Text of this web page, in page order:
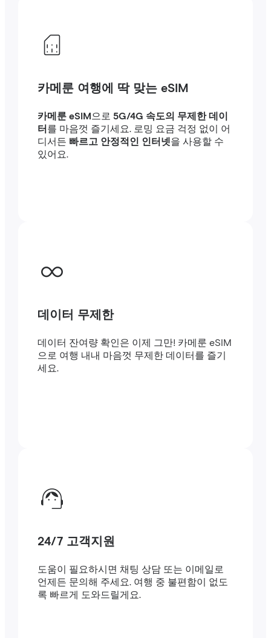
카메룬 여행에 딱 맞는 eSIM
카메룬 eSIM 으로 5G/4G 속도의 무제한 데이
터 를 마음껏 즐기세요. 로밍 요금 걱정 없이 어
디서든 빠르고 안정적인 인터넷을 사용할 수
있어요.
데이터 무제한
데이터 잔여량 확인은 이제 그만! 카메룬 eSIM
으로 여행 내내 마음껏 무제한 데이터를 즐기
세요.
24/7 고객지원
도움이 필요하시면 채팅 상담 또는 이메일로
언제든 문의해 주세요. 여행 중 불편함이 없도
록 빠르게 도와드릴게요.